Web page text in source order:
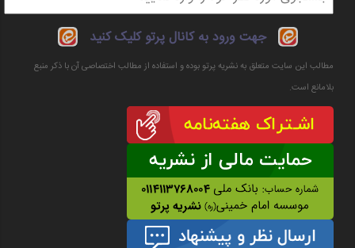
جهت ورود به کانال پرتو کلیک کنید
مطالب این سایت متعلق به نشریه پرتو بوده و استفاده از مطالب اختصاصی آن با ذکر منبع
بلامانع است.